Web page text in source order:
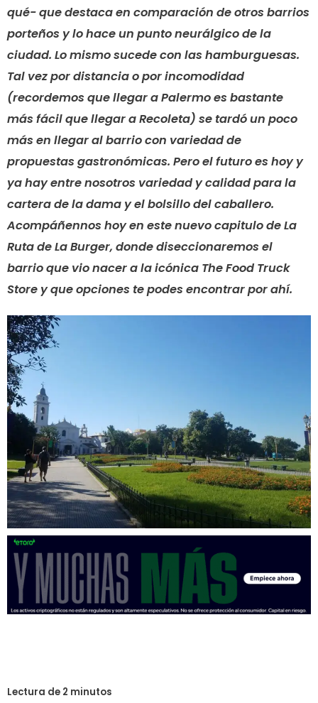
qué- que destaca en comparación de otros barrios
porteños y lo hace un punto neurálgico de la
ciudad. Lo mismo sucede con las hamburguesas.
Tal vez por distancia o por incomodidad
(recordemos que llegar a Palermo es bastante
más fácil que llegar a Recoleta) se tardó un poco
más en llegar al barrio con variedad de
propuestas gastronómicas. Pero el futuro es hoy y
ya hay entre nosotros variedad y calidad para la
cartera de la dama y el bolsillo del caballero.
Acompáñennos hoy en este nuevo capitulo de La
Ruta de La Burger, donde diseccionaremos el
barrio que vio nacer a la icónica The Food Truck
Store y que opciones te podes encontrar por ahí.